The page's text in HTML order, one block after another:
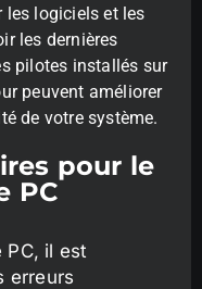
les logiciels et les
les dernières
pilotes installés sur
peuvent améliorer
de votre système.
pour le
PC
il est
erreurs